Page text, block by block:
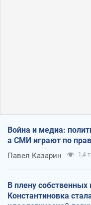
Война и медиа:
а СМИ играют по
Павел Казарин 1,4 т.
В плену
Константиновка